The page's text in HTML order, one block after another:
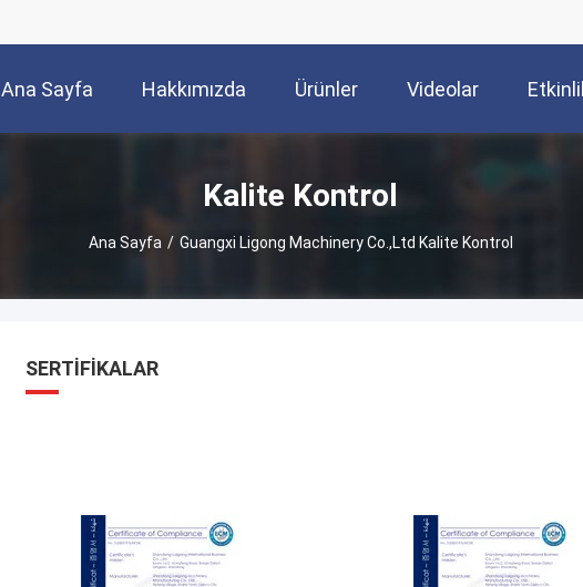
Ana Sayfa Hakkımızda Ürünler Videolar
Kalite Kontrol
Ana Sayfa / Guangxi Ligong Machinery Co.,Ltd Kalite Kontrol
SERTIFIKALAR